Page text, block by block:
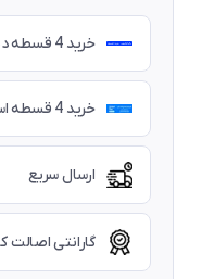
خرید 4 قسطه دیجی پی
خرید 4 قسطه اسنپ پی
ارسال سریع
گارانتی اصالت